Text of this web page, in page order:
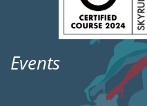
Events